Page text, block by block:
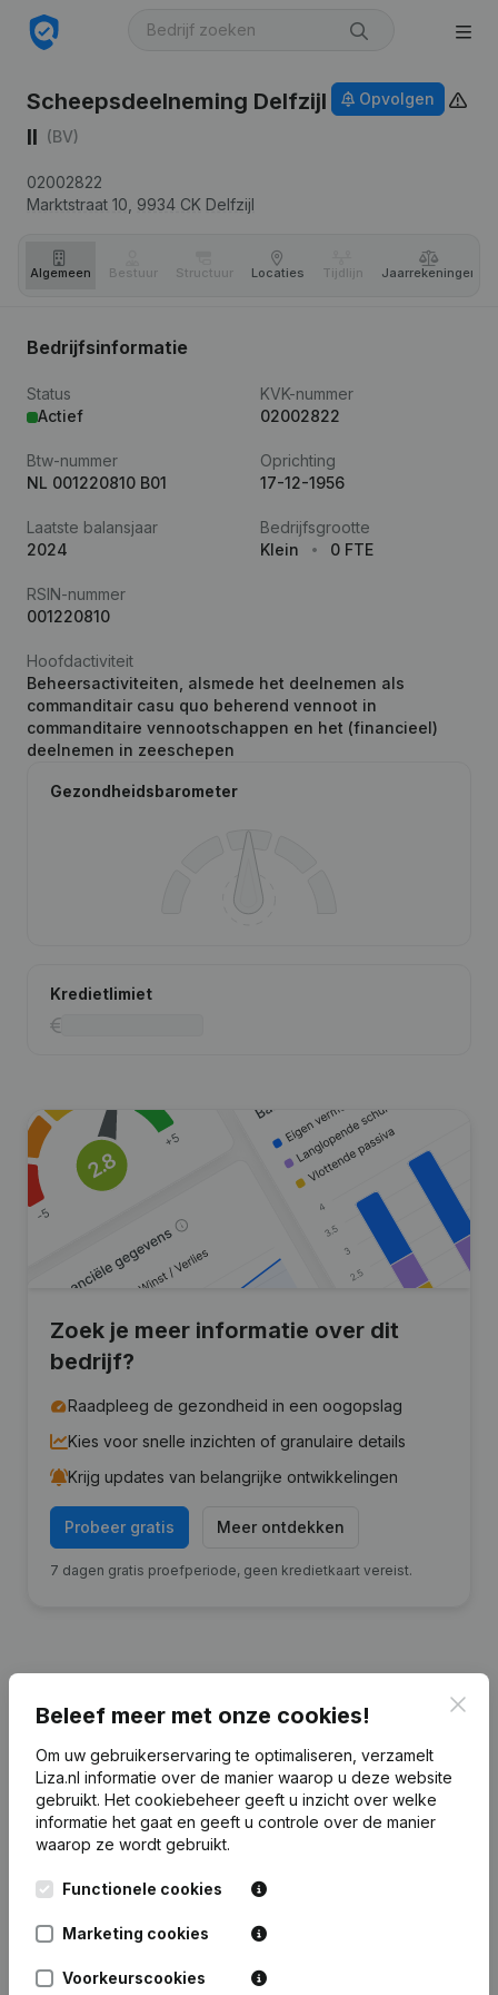
Scheepsdeelneming Delfzijl
II (BV)
02002822
Marktstraat 10, 9934 CK Delfzijl
Opvolgen
Algemeen Bestuur Structuur Locaties Tijdlijn Jaar­rekeningen
Bedrijfsinformatie
Status
Actief
KVK-nummer
02002822
Btw-nummer
NL 001220810 B01
Oprichting
17-12-1956
Laatste balansjaar
2024
Bedrijfsgrootte
Klein
0 FTE
RSIN-nummer
001220810
Hoofdactiviteit
Beheersactiviteiten, alsmede het deelnemen als
commanditair casu quo beherend vennoot in
commanditaire vennootschappen en het (financieel)
deelnemen in zeeschepen
Gezondheidsbarometer
Kredietlimiet
Zoek je meer informatie over dit
bedrijf?
Raadpleeg de gezondheid in een oogopslag
Kies voor snelle inzichten of granulaire details
Krijg updates van belangrijke ontwikkelingen
Probeer gratis Meer ontdekken
7 dagen gratis proefperiode, geen kredietkaart vereist.
Financiële gegevens van
2024 2022 2021
Eigen
vermogen
Personeel
Beleef meer met onze cookies!
Om uw gebruikerservaring te optimaliseren, verzamelt
Liza.nl informatie over de manier waarop u deze website
gebruikt. Het cookiebeheer geeft u inzicht over welke
informatie het gaat en geeft u controle over de manier
waarop ze wordt gebruikt.
Functionele cookies
Marketing cookies
Voorkeurscookies